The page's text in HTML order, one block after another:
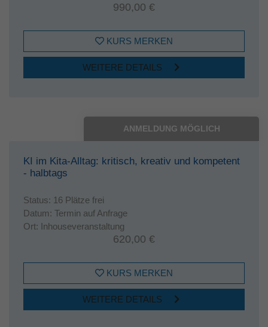
990,00 €
KURS MERKEN
WEITERE DETAILS
ANMELDUNG MÖGLICH
KI im Kita-Alltag: kritisch, kreativ und kompetent
- halbtags
Status: 16 Plätze frei
Datum: Termin auf Anfrage
Ort: Inhouseveranstaltung
620,00 €
KURS MERKEN
WEITERE DETAILS